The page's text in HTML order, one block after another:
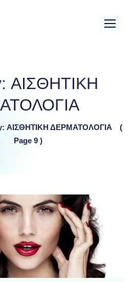
ΑΙΣΘΗΤΙΚΗ
ΑΙΣΘΗΤΙΚΗ ΔΕΡΜΑΤΟΛΟΓΙΑ
(
Page 9 )